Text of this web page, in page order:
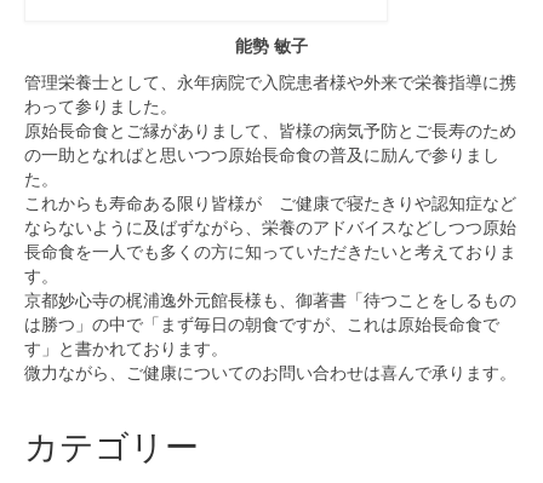
能勢 敏子
管理栄養士として、永年病院で入院患者様や外来で栄養指導に携
わって参りました。
原始長命食とご縁がありまして、皆様の病気予防とご長寿のため
の一助となればと思いつつ原始長命食の普及に励んで参りまし
た。
これからも寿命ある限り皆様が ご健康で寝たきりや認知症など
ならないように及ばずながら、栄養のアドバイスなどしつつ原始
長命食を一人でも多くの方に知っていただきたいと考えておりま
す。
京都妙心寺の梶浦逸外元館長様も、御著書「待つことをしるもの
は勝つ」の中で「まず毎日の朝食ですが、これは原始長命食で
す」と書かれております。
微力ながら、ご健康についてのお問い合わせは喜んで承ります。
カテゴリー